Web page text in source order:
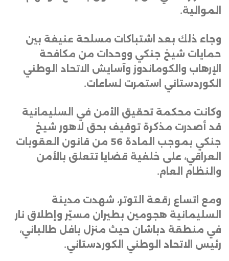
الموالية.
وجاء ذلك بعد اشتباكات مسلحة عنيفة بين
حمايات شيخ جنكي ووحدات من مكافحة
الإرهاب والكوماندوز وآسايش الاتحاد الوطني
الكوردستاني استمرت لساعات.
وكانت محكمة تحقيق الأمن في السليمانية
قد أصدرت مذكرة توقيف بحق لاهور شيخ
جنكي بموجب المادة 56 من قانون العقوبات
العراقي، على خلفية قضايا تتعلق بالأمن
والنظام العام.
ومع اتساع رقعة التوتر، شهدت مدينة
السليمانية هجومين بطيران مسيّر وإطلاق نار
في منطقة دباشان حيث منزل بافل طالباني،
رئيس الاتحاد الوطني الكوردستاني.